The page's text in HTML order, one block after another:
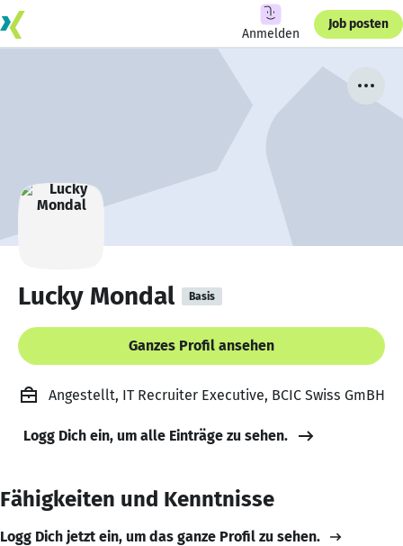
Anmelden
Job posten
Lucky Mondal Basis
Ganzes Profil ansehen
Angestellt, IT Recruiter Executive, BCIC Swiss GmBH
Logg Dich ein, um alle Einträge zu sehen.
Fähigkeiten und Kenntnisse
Logg Dich jetzt ein, um das ganze Profil zu sehen.